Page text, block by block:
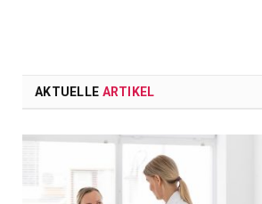
AKTUELLE ARTIKEL